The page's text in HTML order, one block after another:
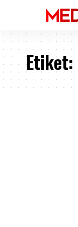
Etiket: